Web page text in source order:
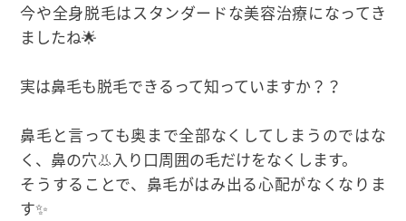
今や全身脱毛はスタンダードな美容治療になってき
ましたね🌟
実は鼻毛も脱毛できるって知っていますか？？
鼻毛と言っても奥まで全部なくしてしまうのではな
く、鼻の穴👃入り口周囲の毛だけをなくします。
そうすることで、鼻毛がはみ出る心配がなくなりま
す✨